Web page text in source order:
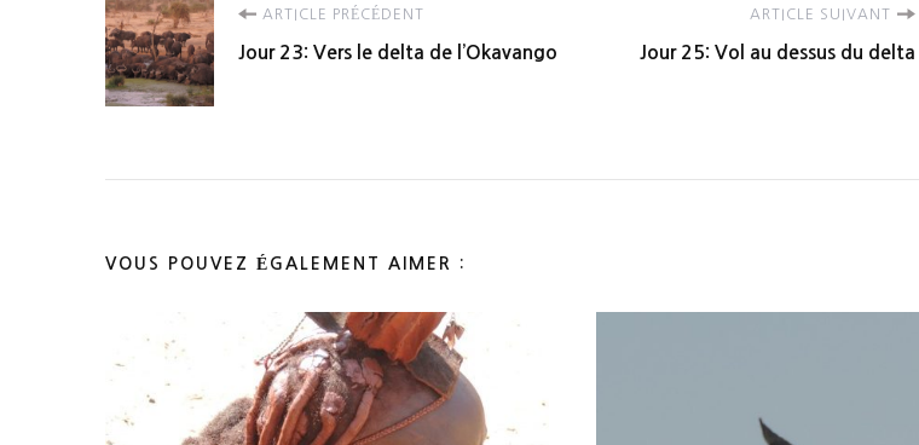
Navigation
d'article
ARTICLE PRÉCÉDENT
Jour 23: Vers le delta de l’Okavango
ARTICLE SUIVANT
Jour 25: Vol au dessus du delta
VOUS POUVEZ ÉGALEMENT AIMER :